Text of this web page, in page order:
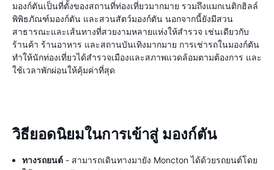
มองก์ตันเป็นที่ตั้งของสถานที่ท่องเที่ยวมากมาย รวมถึงแมกเนติกฮิลล์
พิพิธภัณฑ์มองก์ตัน และสวนสัตว์มองก์ตัน นอกจากนี้ยังมีสวน
สาธารณะและเส้นทางที่สวยงามหลายแห่งให้สำรวจ เช่นเดียวกับ
ร้านค้า ร้านอาหาร และสถานบันเทิงมากมาย การเช่ารถในมองก์ตัน
ทำให้นักท่องเที่ยวได้สำรวจเมืองและสภาพแวดล้อมตามต้องการ และ
ใช้เวลาพักผ่อนให้คุ้มค่าที่สุด
วิธียอดนิยมในการเข้าสู่ มองก์ตัน
ทางรถยนต์ - สามารถเดินทางมายัง Moncton ได้ด้วยรถยนต์โดย